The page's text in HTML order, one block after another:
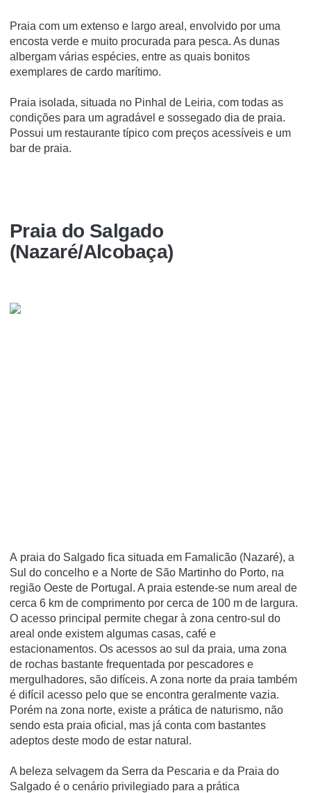
Praia com um extenso e largo areal, envolvido por uma
encosta verde e muito procurada para pesca. As dunas
albergam várias espécies, entre as quais bonitos
exemplares de cardo marítimo.
Praia isolada, situada no Pinhal de Leiria, com todas as
condições para um agradável e sossegado dia de praia.
Possui um restaurante típico com preços acessíveis e um
bar de praia.
Praia do Salgado
(Nazaré/Alcobaça)
A praia do Salgado fica situada em Famalicão (Nazaré), a
Sul do concelho e a Norte de São Martinho do Porto, na
região Oeste de Portugal. A praia estende-se num areal de
cerca 6 km de comprimento por cerca de 100 m de largura.
O acesso principal permite chegar à zona centro-sul do
areal onde existem algumas casas, café e
estacionamentos. Os acessos ao sul da praia, uma zona
de rochas bastante frequentada por pescadores e
mergulhadores, são difíceis. A zona norte da praia também
é difícil acesso pelo que se encontra geralmente vazia.
Porém na zona norte, existe a prática de naturismo, não
sendo esta praia oficial, mas já conta com bastantes
adeptos deste modo de estar natural.
A beleza selvagem da Serra da Pescaria e da Praia do
Salgado é o cenário privilegiado para a prática